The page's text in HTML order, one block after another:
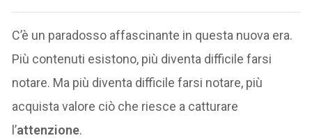
C’è un paradosso affascinante in questa nuova era.
Più contenuti esistono, più diventa difficile farsi
notare. Ma più diventa difficile farsi notare, più
acquista valore ciò che riesce a catturare
l’attenzione.